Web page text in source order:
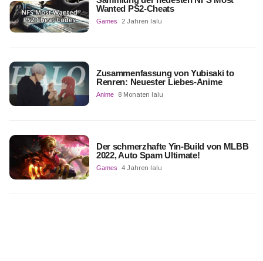
Wanted PS2-Cheats
Games 2 Jahren lalu
Zusammenfassung von Yubisaki to
Renren: Neuester Liebes-Anime
Anime 8 Monaten lalu
Der schmerzhafte Yin-Build von MLBB
2022, Auto Spam Ultimate!
Games 4 Jahren lalu